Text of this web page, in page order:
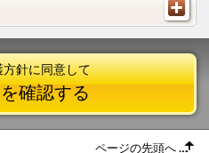
針に同意して
確認する
ページの先頭へ